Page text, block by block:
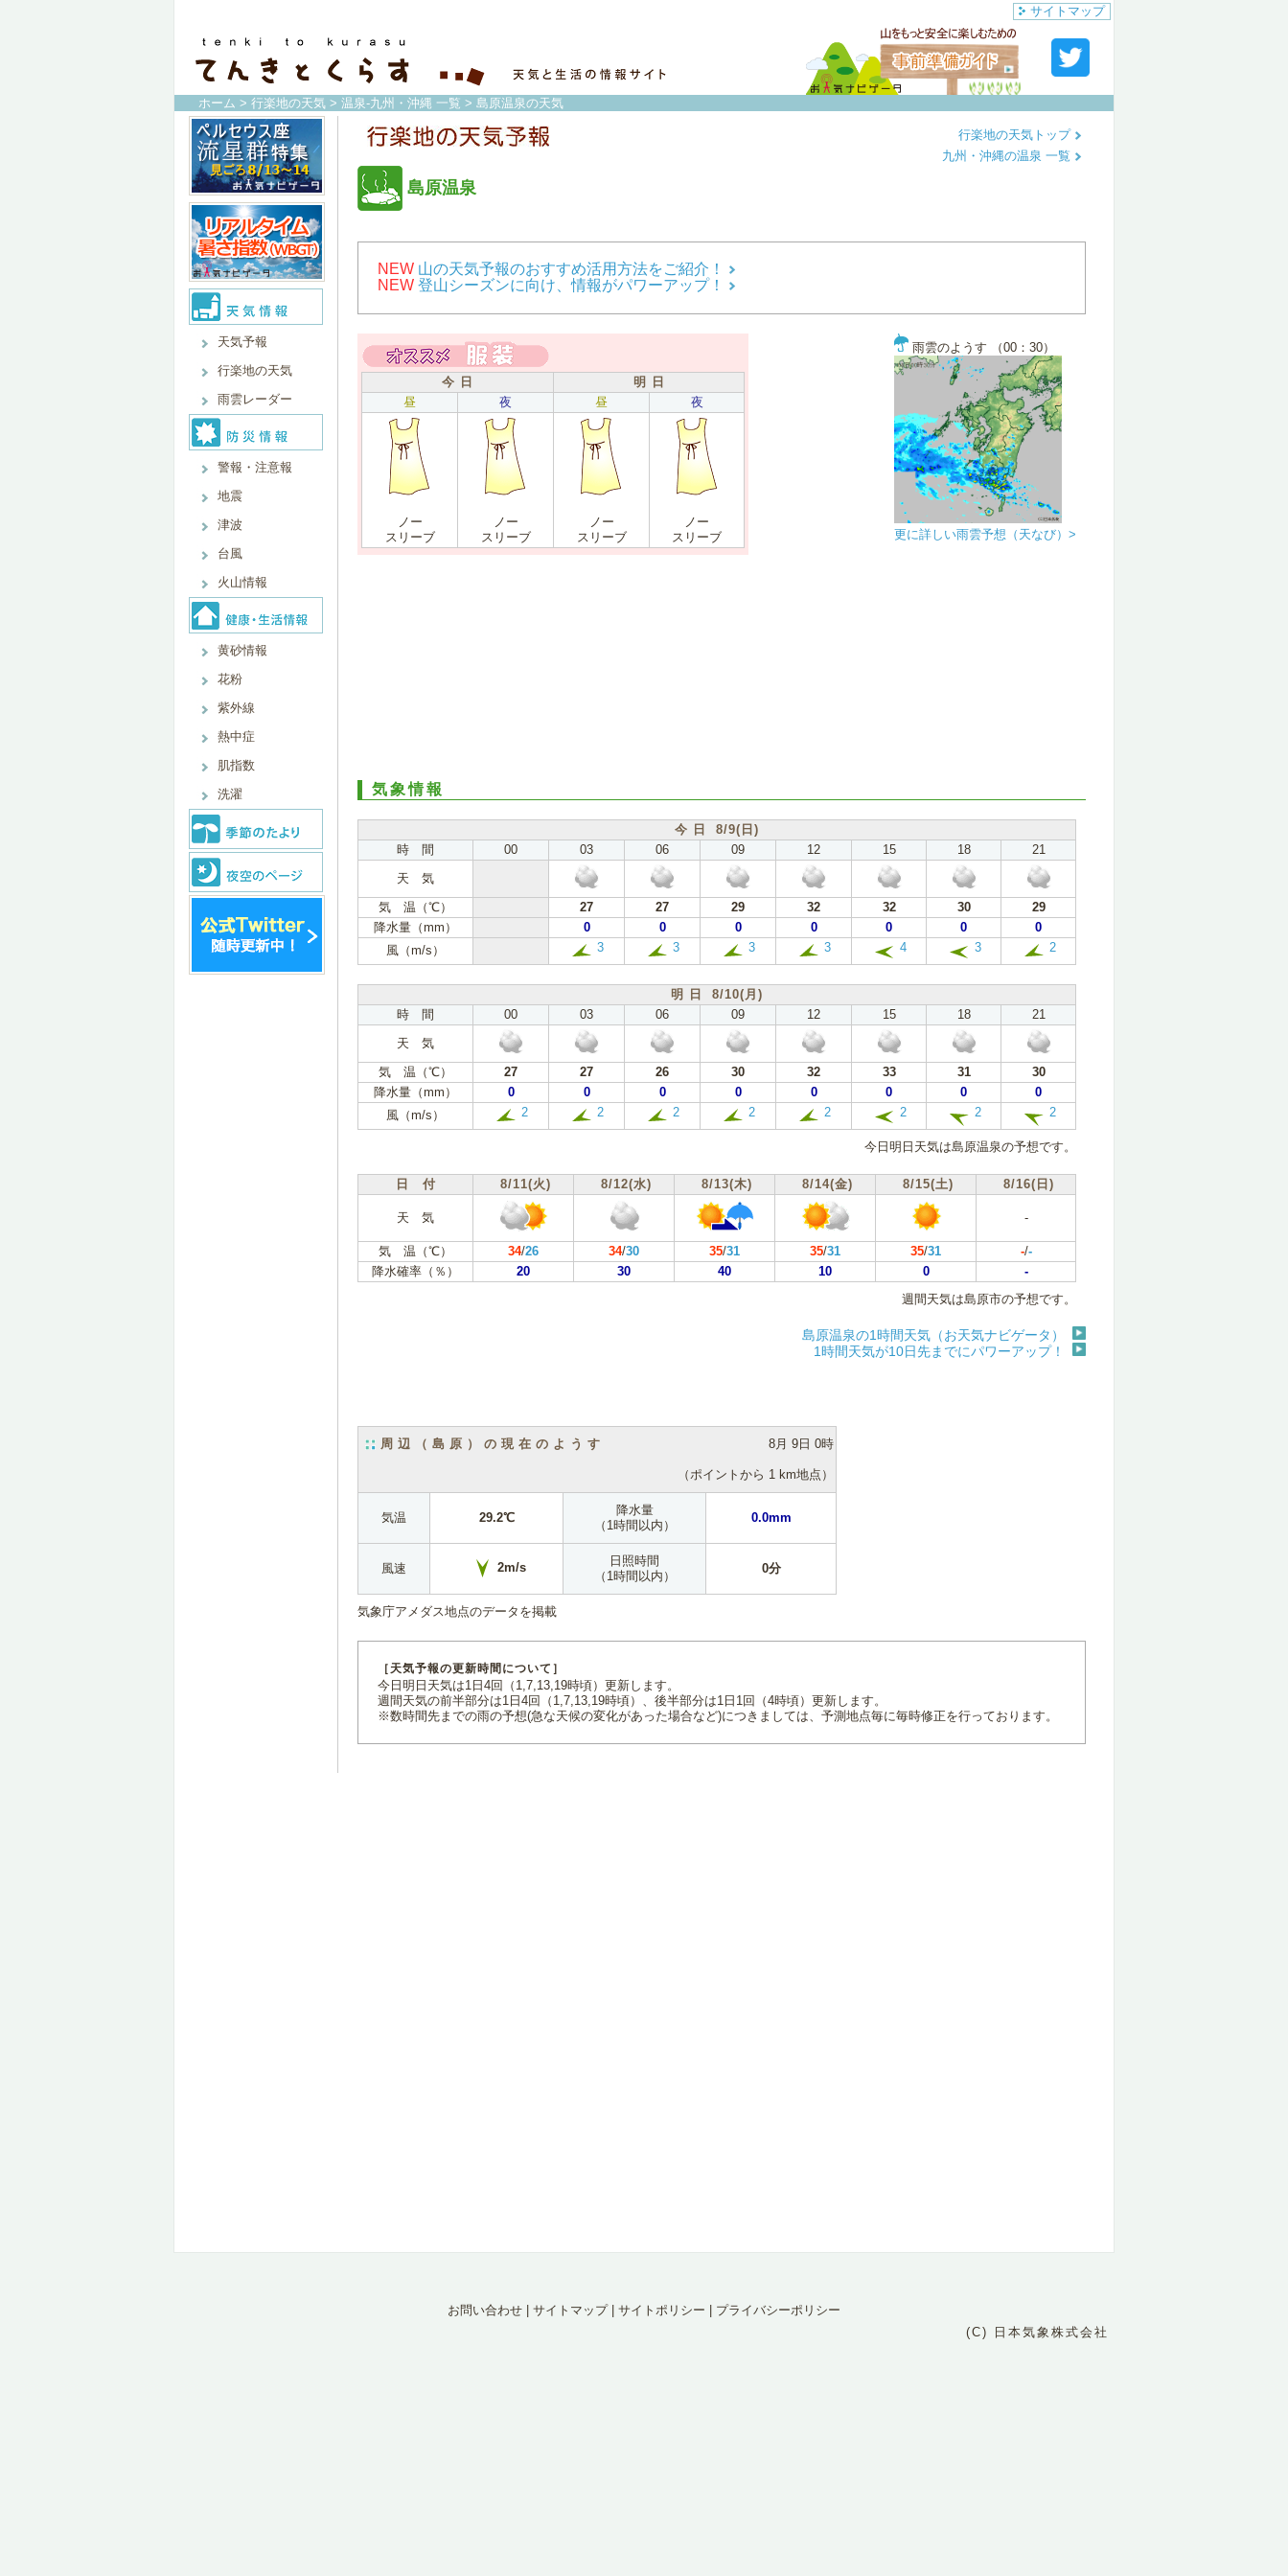
サイトマップ
ホーム > 行楽地の天気 > 温泉-九州・沖縄 一覧 > 島原温泉の天気
天気予報
行楽地の天気
雨雲レーダー
警報・注意報
地震
津波
台風
火山情報
黄砂情報
花粉
紫外線
熱中症
肌指数
洗濯
島原温泉
行楽地の天気トップ
九州・沖縄の温泉 一覧
NEW 山の天気予報のおすすめ活用方法をご紹介！
NEW 登山シーズンに向け、情報がパワーアップ！
今 日
明 日
昼
夜 昼 夜
ノー
スリーブ
ノー
スリーブ
ノー
スリーブ
ノー
スリーブ
雨雲のようす （00：30）
更に詳しい雨雲予想（天なび）>
気象情報
今 日 8/9(日)
時 間
00 03 06 09 12 15 18
21
天 気
気 温（℃）
27 27 29 32 32 30
29
降水量（mm）
0 0 0 0 0 0
0
風（m/s）
3 3 3 3 4 3 2
明 日 8/10(月)
時 間
00 03 06 09 12 15 18
21
天 気
気 温（℃）
27 27 26 30 32 33 31
30
降水量（mm）
0 0 0 0 0 0 0
0
風（m/s）
2 2 2 2 2 2 2 2
今日明日天気は島原温泉の予想です。
日 付 8/11(火) 8/12(水) 8/13(木) 8/14(金) 8/15(土) 8/16(日)
天 気 -
気 温（℃） 34/26 34/30 35/31 35/31 35/31 -/-
降水確率（％）
20 30 40 10 0
-
週間天気は島原市の予想です。
島原温泉の1時間天気（お天気ナビゲータ）
1時間天気が10日先までにパワーアップ！
周辺（島原）の現在のようす 8月 9日 0時
（ポイントから 1 km地点）
気温 29.2℃
降水量
（1時間以内）
0.0mm
風速 2m/s
日照時間
（1時間以内）
0分
気象庁アメダス地点のデータを掲載
［天気予報の更新時間について］
今日明日天気は1日4回（1,7,13,19時頃）更新します。
週間天気の前半部分は1日4回（1,7,13,19時頃）、後半部分は1日1回（4時頃）更新します。
※数時間先までの雨の予想(急な天候の変化があった場合など)につきましては、予測地点毎に毎時修正を行っております。
お問い合わせ サイトマップ| サイトポリシー
プライバシーポリシー
(C) 日本気象株式会社